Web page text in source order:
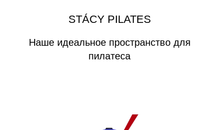
STÁCY PILATES
Наше идеальное пространство для
пилатеса